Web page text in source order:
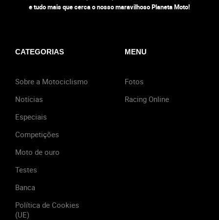
e tudo mais que cerca o nosso maravilhoso Planeta Moto!
CATEGORIAS
Sobre a Motociclismo
Notícias
Especiais
Competições
Moto de ouro
Testes
Banca
Política de Cookies
(UE)
MENU
Fotos
Racing Online